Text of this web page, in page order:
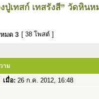
ปู่เทสก์ เทสรังสี” วัดหิน
มด 3 [ 38 โพสต์ ]
าม
เมื่อ: 26 ก.ค. 2012, 16:48